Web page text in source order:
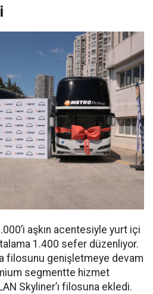
aşkın acentesiyle yurt içi
1.400 sefer düzenliyor.
filosunu genişletmeye devam
segmentte hizmet
Skyliner’ı filosuna ekledi.